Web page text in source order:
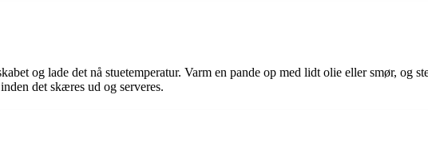
og lade det nå stuetemperatur. Varm en pande op med lidt olie eller smør, og
det skæres ud og serveres.